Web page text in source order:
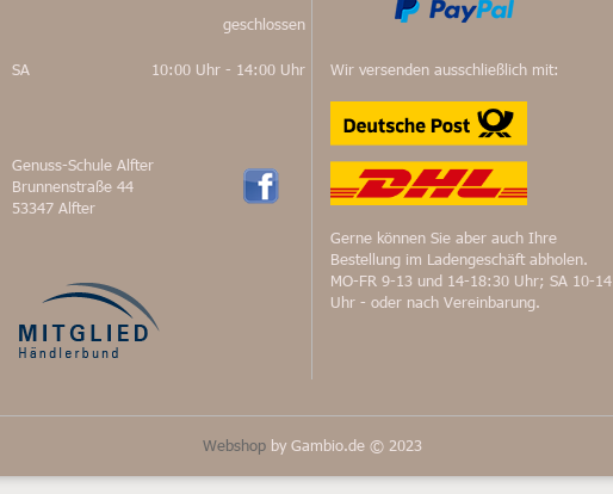
geschlossen
SA 10:00 Uhr - 14:00 Uhr
Genuss-Schule Alfter
Brunnenstraße 44
53347 Alfter
Wir versenden ausschließlich mit:
Gerne können Sie aber auch Ihre
Bestellung im Ladengeschäft abholen.
MO-FR 9-13 und 14-18:30 Uhr; SA 10-14
Uhr - oder nach Vereinbarung.
Webshop by Gambio.de © 2023